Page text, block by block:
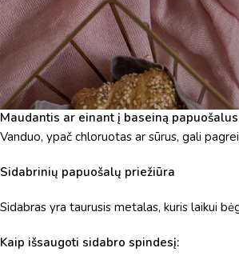
Prieš fizinę veiklą papuošalus nusiimkite.
Sportuojant, dirbant sode, nešant sunkius
Venkite kontakto su kosmetika ir chemija.
Kremai, kvepalai, plaukų priežiūros
Maudantis ar einant į baseiną
Vanduo, ypač chloruotas ar sūrus, gali
Sidabrinių papuošalų priežiūra
Sidabras yra taurusis metalas, kuris laikui
Kaip išsaugoti sidabro spindesį: